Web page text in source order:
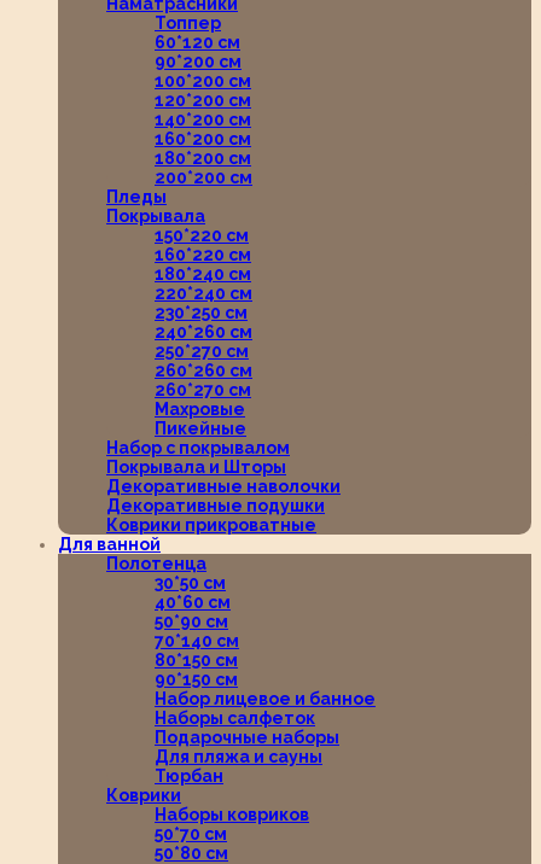
Топпер
60*120 см
90*200 см
100*200 см
120*200 см
140*200 см
160*200 см
180*200 см
200*200 см
Пледы
Покрывала
150*220 см
160*220 см
180*240 см
220*240 см
230*250 см
240*260 см
250*270 см
260*260 см
260*270 см
Махровые
Пикейные
Набор с покрывалом
Покрывала и Шторы
Декоративные наволочки
Декоративные подушки
Коврики прикроватные
Для ванной
Полотенца
30*50 см
40*60 см
50*90 см
70*140 см
80*150 см
90*150 см
Набор лицевое и банное
Наборы салфеток
Подарочные наборы
Для пляжа и сауны
Тюрбан
Коврики
Наборы ковриков
50*70 см
50*80 см